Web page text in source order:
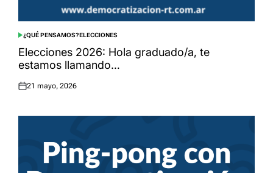
POSTED
IN
¿QUÉ PENSAMOS?ELECCIONES
Elecciones 2026: Hola graduado/a, te
estamos llamando…
Posted
21 mayo, 2026